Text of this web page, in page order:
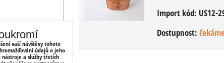
Import kód: US12-
Dostupnost:
vaší návštěvy tohoto
údajů o jeho
a služby třetích